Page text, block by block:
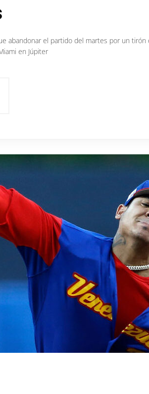
abandonar el partido del martes por un tirón
en Júpiter